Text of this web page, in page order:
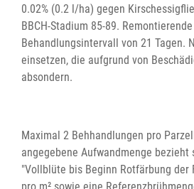
0.02% (0.2 l/ha) gegen
BBCH-Stadium 85-89.
Behandlungsintervall von 21 Tagen.
einsetzen, die aufgrund von
absondern.
Maximal 2 Behhandlungen pro
angegebene Aufwandmenge bezieht
"Vollblüte bis Beginn Rotfärbung der